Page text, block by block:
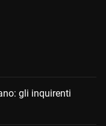
gli inquirenti